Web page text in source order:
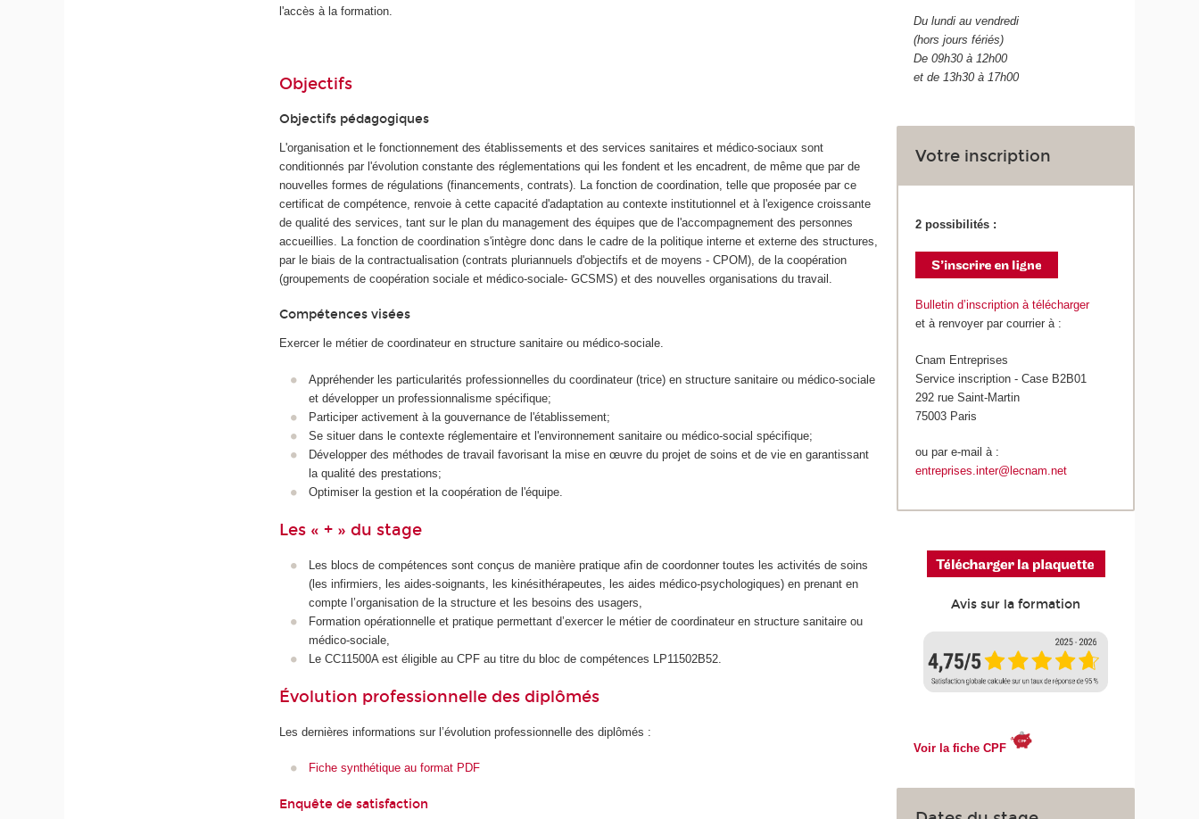
l'accès à la formation.
Objectifs
Objectifs pédagogiques
L'organisation et le fonctionnement des établissements et des services sanitaires et médico-sociaux sont
conditionnés par l'évolution constante des réglementations qui les fondent et les encadrent, de même que par de
nouvelles formes de régulations (financements, contrats). La fonction de coordination, telle que proposée par ce
certificat de compétence, renvoie à cette capacité d'adaptation au contexte institutionnel et à l'exigence croissante
de qualité des services, tant sur le plan du management des équipes que de l'accompagnement des personnes
accueillies. La fonction de coordination s'intègre donc dans le cadre de la politique interne et externe des structures,
par le biais de la contractualisation (contrats pluriannuels d'objectifs et de moyens - CPOM), de la coopération
(groupements de coopération sociale et médico-sociale- GCSMS) et des nouvelles organisations du travail.
Compétences visées
Exercer le métier de coordinateur en structure sanitaire ou médico-sociale.
Appréhender les particularités professionnelles du coordinateur (trice) en structure sanitaire ou médico-sociale
et développer un professionnalisme spécifique;
Participer activement à la gouvernance de l'établissement;
Se situer dans le contexte réglementaire et l'environnement sanitaire ou médico-social spécifique;
Développer des méthodes de travail favorisant la mise en œuvre du projet de soins et de vie en garantissant
la qualité des prestations;
Optimiser la gestion et la coopération de l'équipe.
Les « + » du stage
Les blocs de compétences sont conçus de manière pratique afin de coordonner toutes les activités de soins
(les infirmiers, les aides-soignants, les kinésithérapeutes, les aides médico-psychologiques) en prenant en
compte l’organisation de la structure et les besoins des usagers,
Formation opérationnelle et pratique permettant d’exercer le métier de coordinateur en structure sanitaire ou
médico-sociale,
Le CC11500A est éligible au CPF au titre du bloc de compétences LP11502B52.
Évolution professionnelle des diplômés
Les dernières informations sur l’évolution professionnelle des diplômés :
Fiche synthétique au format PDF
Enquête de satisfaction
Du lundi au vendredi
(hors jours fériés)
De 09h30 à 12h00
et de 13h30 à 17h00
Votre inscription
2 possibilités :
Bulletin d’inscription à télécharger
et à renvoyer par courrier à :
Cnam Entreprises
Service inscription - Case B2B01
292 rue Saint-Martin
75003 Paris
ou par e-mail à :
entreprises.inter@lecnam.net
Avis sur la formation
Voir la fiche CPF